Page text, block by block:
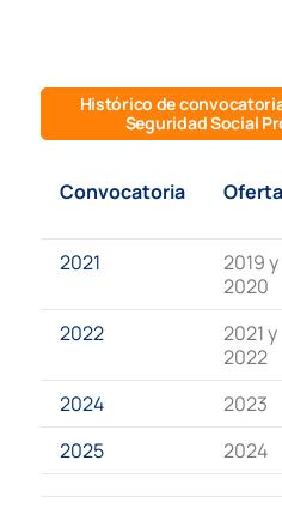
Histórico de
Seguridad Social
Convocatoria
2021
2019 y
2020
2022
2021 y
2022
2024 2023
2025
2024